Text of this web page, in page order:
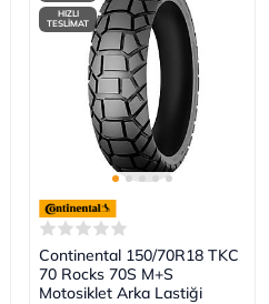
HIZLI
TESLİMAT
Continental 150/70R18 TKC
70 Rocks 70S M+S
Motosiklet Arka Lastiği